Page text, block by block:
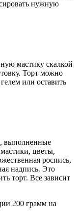
нужную
мастику скалкой
Торт можно
или оставить
выполненные
цветы,
роспись,
надпись. Это
торт. Все зависит
200 грамм на